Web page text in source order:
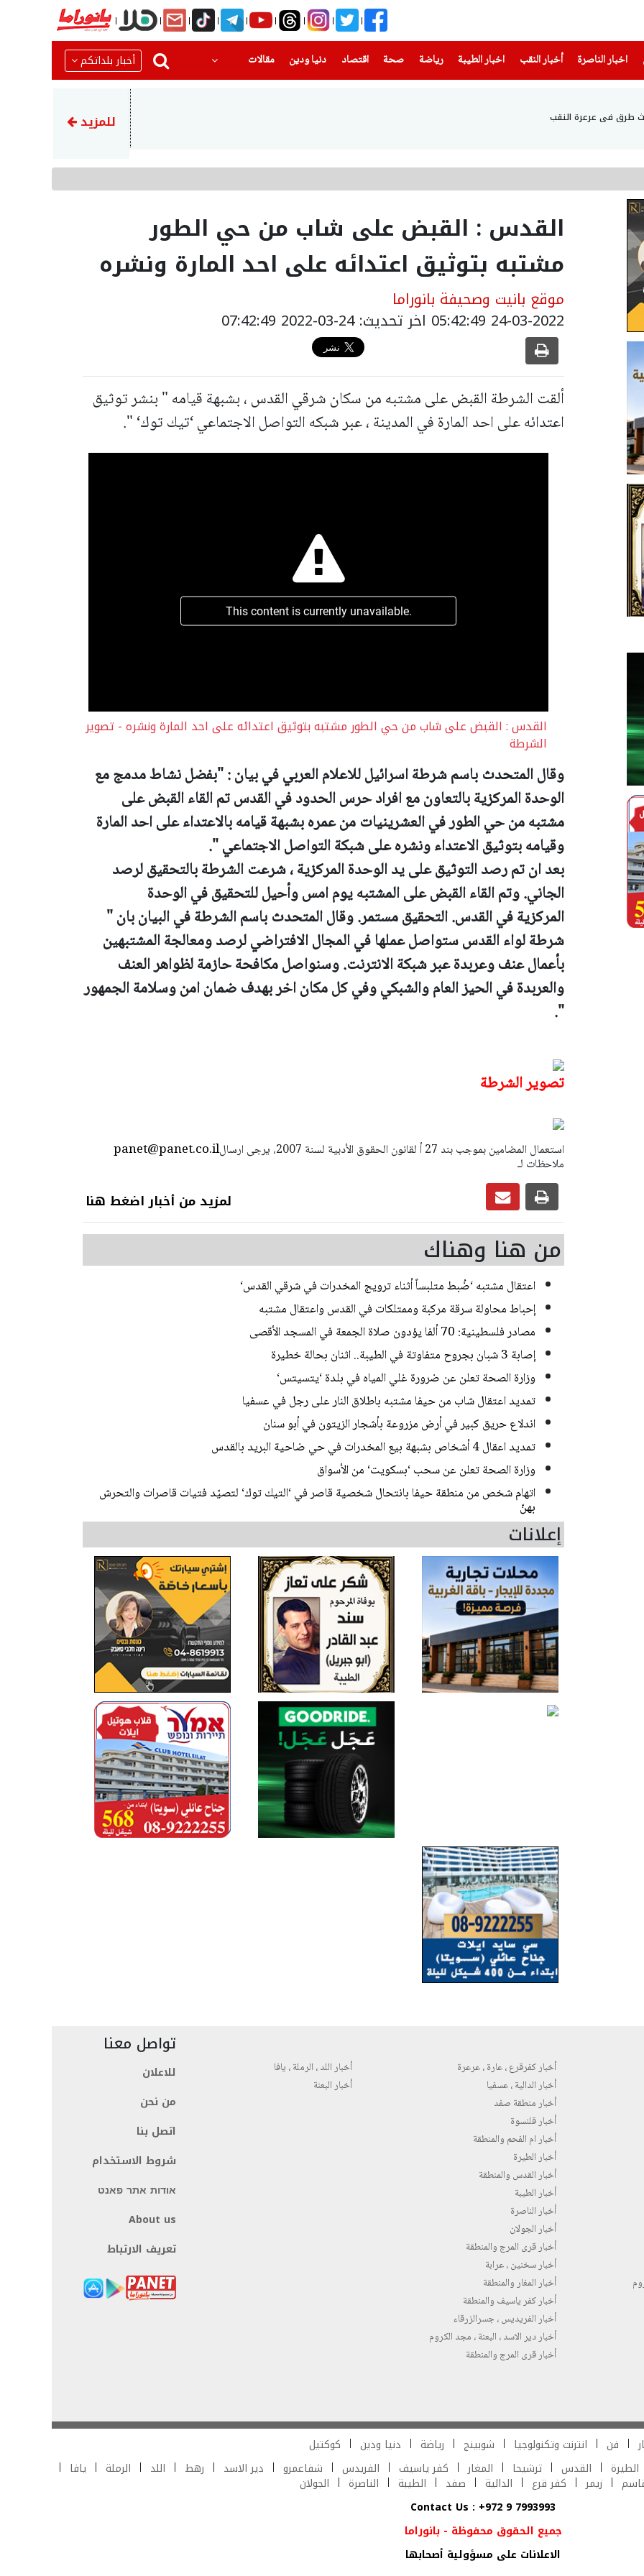
اخبار الناصرة
(current) أخبار النقب اخبار الطيبة(current) رياضة
(current) صحة(current) اقتصاد دنيا ودين
(current) مقالات أخبار بلداتكم
اتهام توني مهاجم الأهلي
للمزيد
القدس : القبض على شاب من حي الطور
مشتبه بتوثيق اعتدائه على احد المارة ونشره
موقع بانيت وصحيفة بانوراما
24-03-2022 05:42:49 اخر تحديث: 24-03-2022 07:42:49
ألقت الشرطة القبض على مشتبه من سكان شرقي القدس ، بشبهة قيامه " بنشر توثيق
اعتدائه على احد المارة في المدينة ، عبر شبكه التواصل الاجتماعي ‘تيك توك‘ ".
القدس : القبض على شاب من حي الطور مشتبه بتوثيق اعتدائه على احد المارة ونشره - تصوير
الشرطة
وقال المتحدث باسم شرطة اسرائيل للاعلام العربي في بيان : "بفضل نشاط مدمج مع
الوحدة المركزية بالتعاون مع افراد حرس الحدود في القدس تم القاء القبض على
مشتبه من حي الطور في العشرينيات من عمره بشبهة قيامه بالاعتداء على احد المارة
وقيامه بتوثيق الاعتداء ونشره على شبكة التواصل الاجتماعي ".
بعد ان تم رصد التوثيق على يد الوحدة المركزية ، شرعت الشرطة بالتحقيق لرصد
الجاني. وتمالقاء القبض على المشتبه يوم امس وأحيل للتحقيق في الوحدة
المركزية في القدس.التحقيق مستمر.وقال المتحدث باسم الشرطة في البيان بان "
شرطة لواء القدس ستواصل عملها في المجال الافتراضي لرصد ومعالجة المشتبهين
بأعمال عنف وعربدة عبر شبكة الانترنت. وسنواصل مكافحة حازمة لظواهر العنف
والعربدة في الحيز العام والشبكي وفي كل مكان اخر بهدف ضمان امن وسلامة الجمهور
".
تصوير الشرطة
panet@panet.co.ilاستعمال المضامين بموجب بند 27 أ لقانون الحقوق الأدبية لسنة 2007، يرجى ارسال
ملاحظات لـ
لمزيد من أخبار اضغط هنا
من هنا وهناك
اعتقال مشتبه ‘ضُبط متلبساً أثناء ترويج المخدرات في شرقي القدس‘
إحباط محاولة سرقة مركبة وممتلكات في القدس واعتقال مشتبه
مصادر فلسطينية: 70 ألفا يؤدون صلاة الجمعة في المسجد الأقصى
إصابة 3 شبان بجروح متفاوتة في الطيبة.. اثنان بحالة خطيرة
وزارة الصحة تعلن عن ضرورة غلي المياه في بلدة ‘يتسيتس‘
تمديد اعتقال شاب من حيفا مشتبه باطلاق النار على رجل في عسفيا
اندلاع حريق كبير في أرض مزروعة بأشجار الزيتون في أبو سنان
تمديد اعقال 4 أشخاص بشبهة بيع المخدرات في حي ضاحية البريد بالقدس
وزارة الصحة تعلن عن سحب ‘بسكويت‘ من الأسواق
اتهام شخص من منطقة حيفا بانتحال شخصية قاصر في ‘التيك توك‘ لتصيّد فتيات قاصرات والتحرش
بهنّ
إعلانات
أخبار كفرقرع ، عارة ، عرعرة
أخبار الدالية ، عسفيا
أخبار منطقة صفد
أخبار قلنسوة
أخبار ام الفحم والمنطقة
أخبار الطيرة
أخبار القدس والمنطقة
أخبار الطيبة
أخبار الناصرة
أخبار الجولان
أخبار قرى المرج والمنطقة
أخبار سخنين ، عرابة
أخبار المغار والمنطقة
أخبار كفر ياسيف والمنطقة
أخبار الفريديس ، جسرالزرقاء
أخبار دير الاسد ، البعنة ، مجد الكروم
أخبار قرى المرج والمنطقة
أخبار اللد ، الرملة ، يافا
أخبار البعنة
تواصل معنا
للاعلان
من نحن
اتصل بنا
شروط الاستخدام
אודות אתר פאנט
About us
تعريف الارتباط
فن انترنت وتكنولوجيا شوبينج رياضة دنيا ودين
كوكتيل
الطيرة القدس ترشيحا المغار كفر ياسيف الفريدس شفاعمرو دير الاسد رهط اللد الرملة يافا
زيمر كفر قرع الدالية صفد الطيبة الناصرة
الجولان
Contact Us : +972 9 7993993
جميع الحقوق محفوظة - بانوراما
الاعلانات على مسؤولية أصحابها